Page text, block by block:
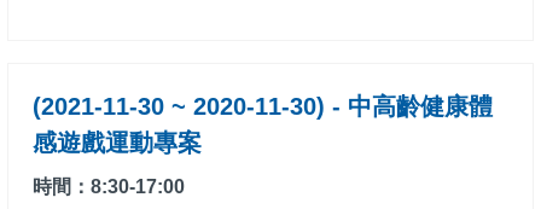
(2021-11-30 ~ 2020-11-30) - 中高齡健康體
感遊戲運動專案
時間：8:30-17:00